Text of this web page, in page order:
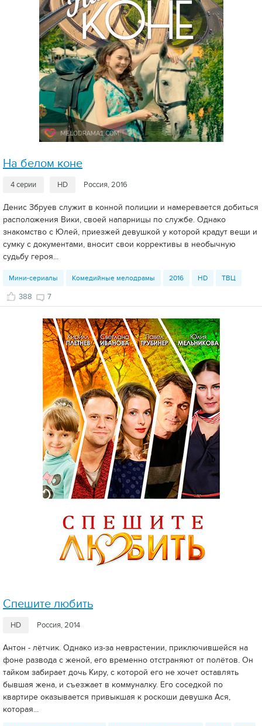
На белом коне
4 серии HD Россия, 2016
Денис Збруев служит в конной полиции и намеревается добиться
расположения Вики, своей напарницы по службе. Однако
знакомство с Юлей, приезжей девушкой у которой крадут вещи и
сумку с документами, вносит свои коррективы в необычную
судьбу героя...
Мини-сериалы Комедийные мелодрамы 2016 HD ТВЦ
388 7
Спешите любить
HD Россия, 2014
Антон - лётчик. Однако из-за неврастении, приключившейся на
фоне развода с женой, его временно отстраняют от полётов. Он
тайком забирает дочь Киру, с которой его не хочет оставлять
бывшая жена, и съезжает в коммуналку. Его соседкой по
квартире оказывается привыкшая к роскоши девушка Ася,
которая...